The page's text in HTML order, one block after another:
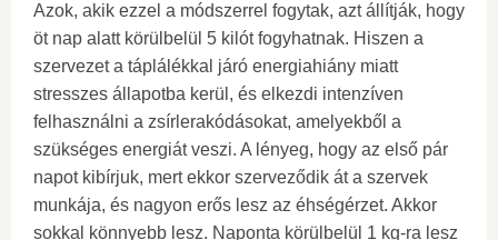
Azok, akik ezzel a módszerrel fogytak, azt állítják, hogy
öt nap alatt körülbelül 5 kilót fogyhatnak. Hiszen a
szervezet a táplálékkal járó energiahiány miatt
stresszes állapotba kerül, és elkezdi intenzíven
felhasználni a zsírlerakódásokat, amelyekből a
szükséges energiát veszi. A lényeg, hogy az első pár
napot kibírjuk, mert ekkor szerveződik át a szervek
munkája, és nagyon erős lesz az éhségérzet. Akkor
sokkal könnyebb lesz. Naponta körülbelül 1 kg-ra lesz